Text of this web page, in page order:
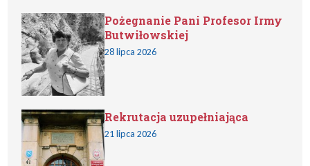
Pożegnanie Pani Profesor Irmy
Butwiłowskiej
28 lipca 2026
Rekrutacja uzupełniająca
21 lipca 2026